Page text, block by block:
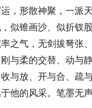
，形散神聚，一派
似锥画沙、似折钗
之气，无剑拔弩张
与柔的交替、动与
与放、开与合、疏
他的风采。笔墨无